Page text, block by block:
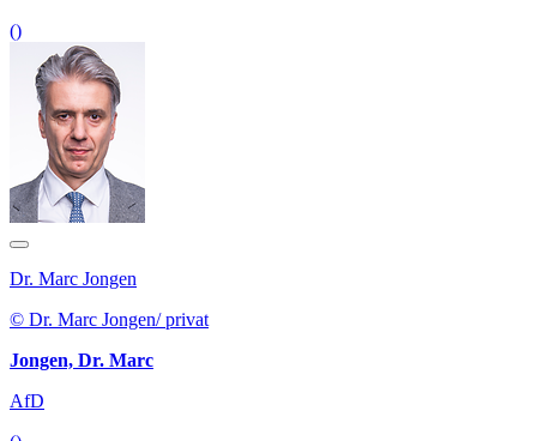
()
Dr. Marc Jongen
© Dr. Marc Jongen/ privat
Jongen, Dr. Marc
AfD